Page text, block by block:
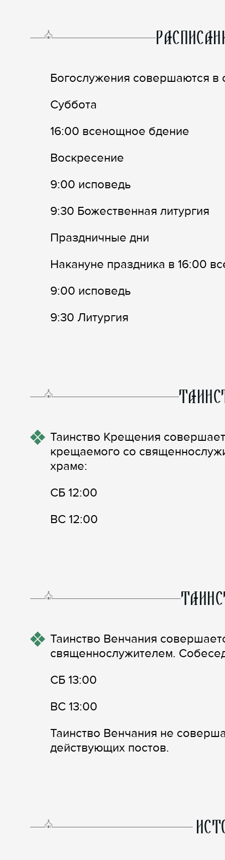
Богослужения совершаются в
Суббота
16:00 всенощное бдение
Воскресение
9:00 исповедь
9:30 Божественная литургия
Праздничные дни
Накануне праздника в 16:00
9:00 исповедь
9:30 Литургия
Таинство Крещения
крещаемого со
храме:
СБ 12:00
ВС 12:00
Таинство Венчания
священнослужителем.
СБ 13:00
ВС 13:00
Таинство Венчания не
действующих постов.